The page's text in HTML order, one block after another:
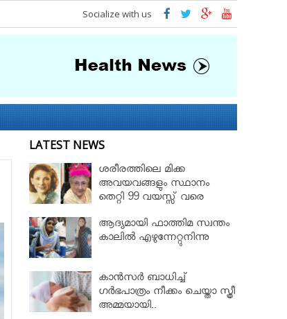
Socialize with us
LATEST NEWS
ശരീരത്തിലെ മിക്ക
അവയവങ്ങളും സ്ഥാനം
തെറ്റി 99 വയസ്സ് വരെ
ആദ്യമായി ഫാത്തിമ സ്വന്തം
കാലില്‍ എഴുന്നേറ്റുനിന്നു
കാൻസർ ബാധിച്ച്
ഗർഭപാത്രം നീക്കം ചെയ്താ സ്ത്രീ
അമ്മയായി..